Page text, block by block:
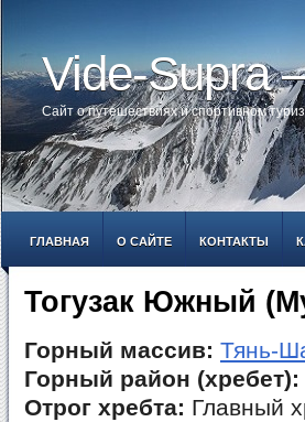
Vide-
Сайт о путешествиях и спортивном
ГЛАВНАЯ О САЙТЕ КОНТАКТЫ
Тогузак Южный
Горный массив: Тянь-
Горный район (хребет):
Отрог хребта: Главный